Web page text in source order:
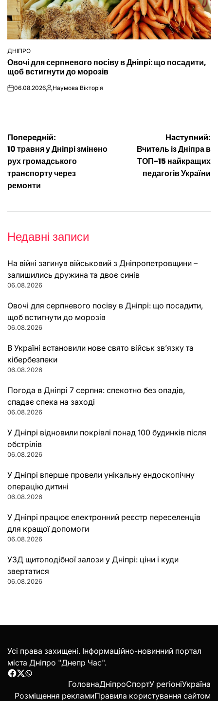
ОПУБЛІКУВАТИ
У
ДНІПРО
Овочі для серпневого посіву в Дніпрі: що посадити,
щоб встигнути до морозів
on06.08.2026Опубліковано
Наумова Вікторія
Навігація
записів
Попередній:
10 травня у Дніпрі змінено
рух громадського
транспорту через
ремонти
Наступний:
Вчитель із Дніпра в
ТОП-15 найкращих
педагогів України
Недавні записи
На війні загинув військовий з Дніпропетровщини –
залишились дружина та двоє синів
06.08.2026
Овочі для серпневого посіву в Дніпрі: що посадити,
щоб встигнути до морозів
06.08.2026
В Україні встановили нове свято військ зв’язку та
кібербезпеки
06.08.2026
Погода в Дніпрі 7 серпня: спекотно без опадів,
спадає спека на заході
06.08.2026
У Дніпрі відновили покрівлі понад 100 будинків після
обстрілів
06.08.2026
У Дніпрі вперше провели унікальну ендоскопічну
операцію дитині
06.08.2026
У Дніпрі працює електронний реєстр переселенців
для кращої допомоги
06.08.2026
УЗД щитоподібної залози у Дніпрі: ціни і куди
звертатися
06.08.2026
Усі права захищені. Інформаційно-новинний портал
міста Дніпро "Днепр Час".
Facebook
Twitter
WhatsApp
ГоловнаДніпроСпортУ регіоніУкраїна
Розміщення рекламиПравила користування сайтом